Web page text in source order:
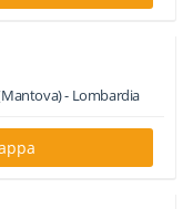
- Lombardia